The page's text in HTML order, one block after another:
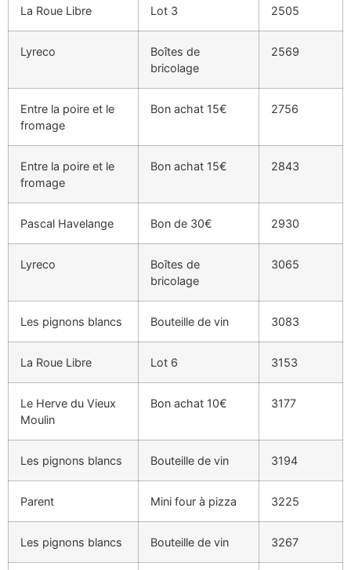
La Roue Libre Lot 3 2505
Lyreco
Boîtes de
bricolage
2569
Entre la poire et le
fromage
Bon achat 15€ 2756
Entre la poire et le
fromage
Bon achat 15€ 2843
Pascal Havelange Bon de 30€ 2930
Lyreco
Boîtes de
bricolage
3065
Les pignons blancs Bouteille de vin 3083
La Roue Libre Lot 6 3153
Le Herve du Vieux
Moulin
Bon achat 10€ 3177
Les pignons blancs Bouteille de vin 3194
Parent Mini four à pizza 3225
Les pignons blancs Bouteille de vin 3267